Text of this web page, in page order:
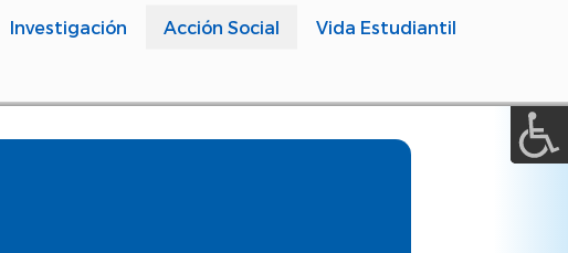
Investigación Acción Social Vida Estudiantil
A a (+/-) :